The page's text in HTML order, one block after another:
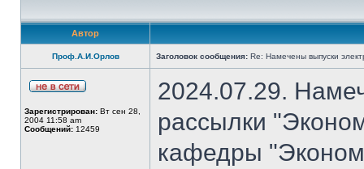
Автор
Проф.А.И.Орлов Заголовок сообщения: Re: Намечены выпуски
Зарегистрирован: Вт сен 28,
2004 11:58 am
Сообщений: 12459
2024.07.29.
рассылки
кафедры